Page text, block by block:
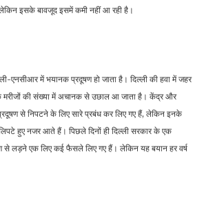
इसके बावजूद इसमें कमी नहीं आ रही है।
एनसीआर में भयानक प्रदूषण हो जाता है। दिल्ली की हवा में जहर
की संख्या में अचानक से उछाल आ जाता है। केंद्र और
प्रदूषण से निपटने के लिए सारे प्रबंध कर लिए गए हैं, लेकिन इनके
हुए नजर आते हैं। पिछले दिनों ही दिल्ली सरकार के एक
से लड़ने एक लिए कई फैसले लिए गए हैं। लेकिन यह बयान हर वर्ष